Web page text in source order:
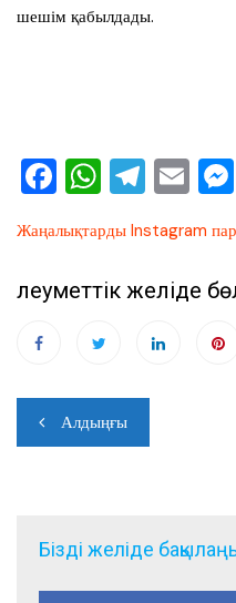
шешім қабылдады.
F
c
e
o
k
W
at
s
p
p
T
el
e
gr
m
E
ai
l
Жаңалықтарды Instagram
Әлеуметтік желіде
Навигация
по
Алдыңғы
Бізді желіде